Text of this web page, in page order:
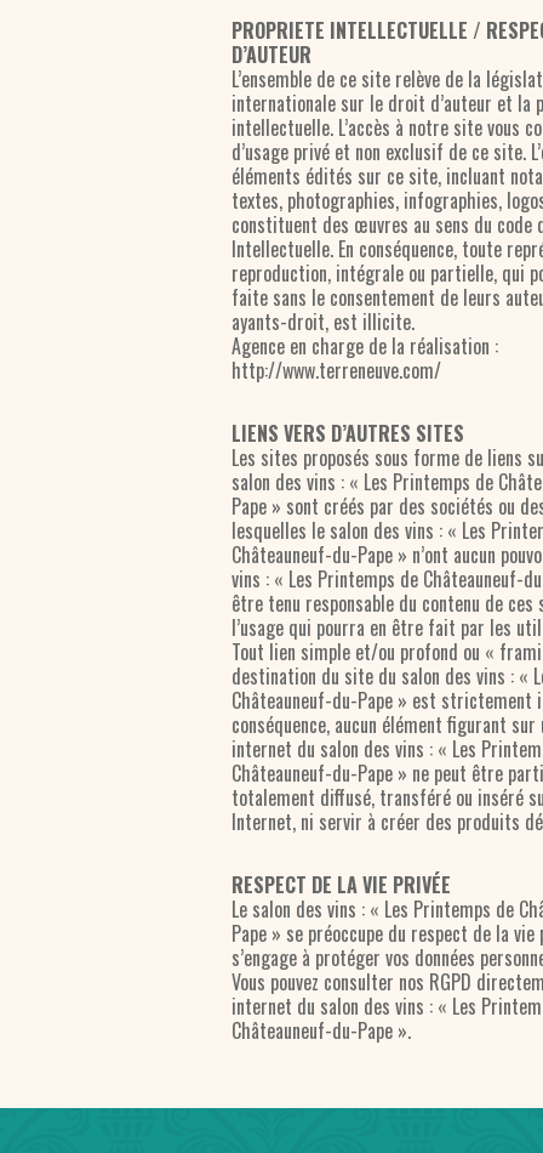
PROPRIETE INTELLECTUELLE /
D’AUTEUR
L’ensemble de ce site relève de la
internationale sur le droit d’auteur et la
intellectuelle. L’accès à notre site vous
d’usage privé et non exclusif de ce site.
éléments édités sur ce site, incluant
textes, photographies, infographies,
constituent des œuvres au sens du code
Intellectuelle. En conséquence, toute
reproduction, intégrale ou partielle, qui
faite sans le consentement de leurs
ayants-droit, est illicite.
Agence en charge de la réalisation :
http://www.terreneuve.com/
LIENS VERS D’AUTRES SITES
Les sites proposés sous forme de liens
salon des vins : « Les Printemps de
Pape » sont créés par des sociétés ou
lesquelles le salon des vins : « Les
Châteauneuf-du-Pape » n’ont aucun
vins : « Les Printemps de Châteauneuf-
être tenu responsable du contenu de
l’usage qui pourra en être fait par les
Tout lien simple et/ou profond ou «
destination du site du salon des vins : «
Châteauneuf-du-Pape » est
conséquence, aucun élément figurant
internet du salon des vins : « Les
Châteauneuf-du-Pape » ne peut être
totalement diffusé, transféré ou inséré
Internet, ni servir à créer des produits
RESPECT DE LA VIE PRIVÉE
Le salon des vins : « Les Printemps de
Pape » se préoccupe du respect de la
s’engage à protéger vos données
Vous pouvez consulter nos RGPD
internet du salon des vins : « Les
Châteauneuf-du-Pape ».